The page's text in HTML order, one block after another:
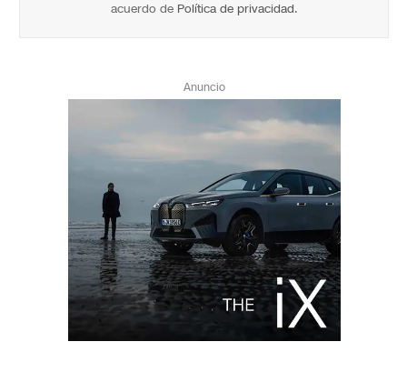
acuerdo de Política de privacidad.
Anuncio